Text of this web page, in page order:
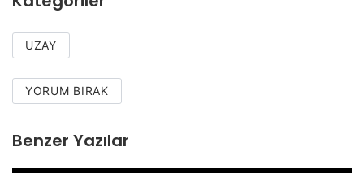
UZAY
YORUM BIRAK
Benzer Yazılar